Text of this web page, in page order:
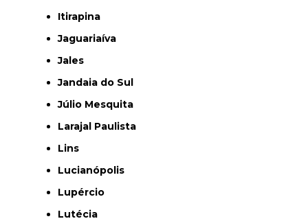
Itirapina
Jaguariaíva
Jales
Jandaia do Sul
Júlio Mesquita
Larajal Paulista
Lins
Lucianópolis
Lupércio
Lutécia